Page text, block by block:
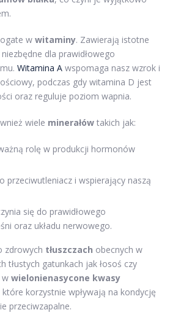
w witaminy. Zawierają istotne
dla prawidłowego
Witamina A wspomaga nasz wzrok i
podczas gdy witamina D jest
oraz reguluje poziom wapnia.
wiele minerałów takich jak:
rolę w produkcji hormonów
przeciwutleniacz i wspierający naszą
się do prawidłowego
oraz układu nerwowego.
zdrowych tłuszczach obecnych w
tłustych gatunkach jak łosoś czy
w wielonienasycone kwasy
które korzystnie wpływają na kondycję
przeciwzapalne.